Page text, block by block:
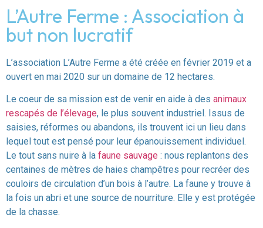
L’Autre Ferme : Association à
but non lucratif
L’association L’Autre Ferme a été créée en février 2019 et a
ouvert en mai 2020 sur un domaine de 12 hectares.
Le coeur de sa mission est de venir en aide à des animaux
rescapés de l’élevage, le plus souvent industriel. Issus de
saisies, réformes ou abandons, ils trouvent ici un lieu dans
lequel tout est pensé pour leur épanouissement individuel.
Le tout sans nuire à la faune sauvage : nous replantons des
centaines de mètres de haies champêtres pour recréer des
couloirs de circulation d’un bois à l’autre. La faune y trouve à
la fois un abri et une source de nourriture. Elle y est protégée
de la chasse.